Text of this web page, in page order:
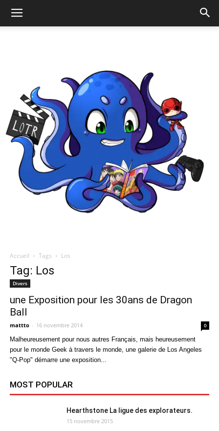
Accueil Tags Los
Tag: Los
Divers
une Exposition pour les 30ans de Dragon
Ball
mattto - 16 novembre 2014 0
Malheureusement pour nous autres Français, mais heureusement
pour le monde Geek à travers le monde, une galerie de Los Angeles
"Q-Pop" démarre une exposition...
MOST POPULAR
Hearthstone La ligue des explorateurs.
15 novembre 2015